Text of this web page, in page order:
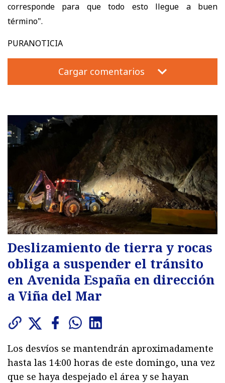
corresponde para que todo esto llegue a buen
término".
PURANOTICIA
Cargar comentarios
Deslizamiento de tierra y rocas
obliga a suspender el tránsito
en Avenida España en dirección
a Viña del Mar
Los desvíos se mantendrán aproximadamente
hasta las 14:00 horas de este domingo, una vez
que se haya despejado el área y se hayan